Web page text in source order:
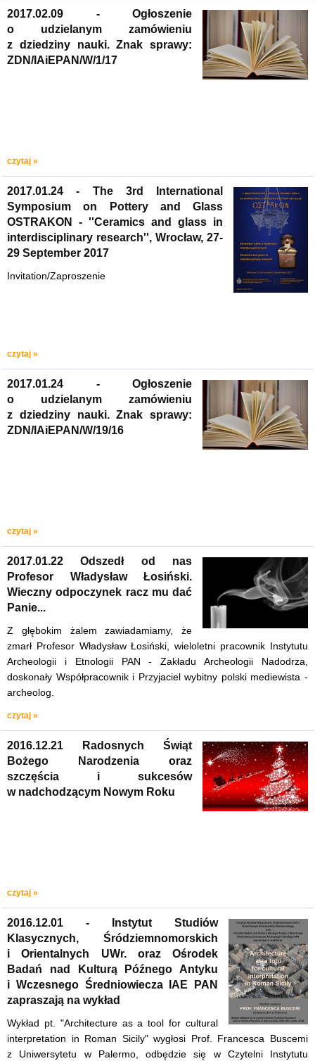
2017.02.09 - Ogłoszenie
o udzielanym zamówieniu
z dziedziny nauki. Znak sprawy:
ZDN/IAiEPAN/W/1/17
czytaj »
2017.01.24 - The 3rd International
Symposium on Pottery and Glass
OSTRAKON - ''Ceramics and glass in
interdisciplinary research'', Wrocław, 27-
29 September 2017
Invitation/Zaproszenie
czytaj »
2017.01.24 - Ogłoszenie
o udzielanym zamówieniu
z dziedziny nauki. Znak sprawy:
ZDN/IAiEPAN/W/19/16
czytaj »
2017.01.22 Odszedł od nas
Profesor Władysław Łosiński.
Wieczny odpoczynek racz mu dać
Panie...
Z głębokim żalem zawiadamiamy, że
zmarł Profesor Władysław Łosiński, wieloletni pracownik Instytutu
Archeologii i Etnologii PAN - Zakładu Archeologii Nadodrza,
doskonały Współpracownik i Przyjaciel wybitny polski mediewista -
archeolog.
czytaj »
2016.12.21 Radosnych Świąt
Bożego Narodzenia oraz
szczęścia i sukcesów
w nadchodzącym Nowym Roku
czytaj »
2016.12.01 - Instytut Studiów
Klasycznych, Śródziemnomorskich
i Orientalnych UWr. oraz Ośrodek
Badań nad Kulturą Późnego Antyku
i Wczesnego Średniowiecza IAE PAN
zapraszają na wykład
Wykład pt. "Architecture as a tool for cultural
interpretation in Roman Sicily" wygłosi Prof. Francesca Buscemi
z Uniwersytetu w Palermo, odbędzie się w Czytelni Instytutu